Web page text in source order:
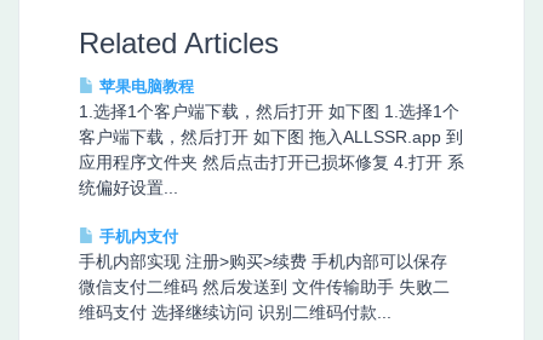
Related Articles
苹果电脑教程
1.选择1个客户端下载，然后打开 如下图 1.选择1个
客户端下载，然后打开 如下图 拖入ALLSSR.app 到
应用程序文件夹 然后点击打开已损坏修复 4.打开 系
统偏好设置...
手机内支付
手机内部实现 注册>购买>续费 手机内部可以保存
微信支付二维码 然后发送到 文件传输助手 失败二
维码支付 选择继续访问 识别二维码付款...